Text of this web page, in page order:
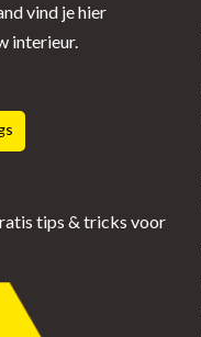
vind je hier
interieur.
tips & tricks voor